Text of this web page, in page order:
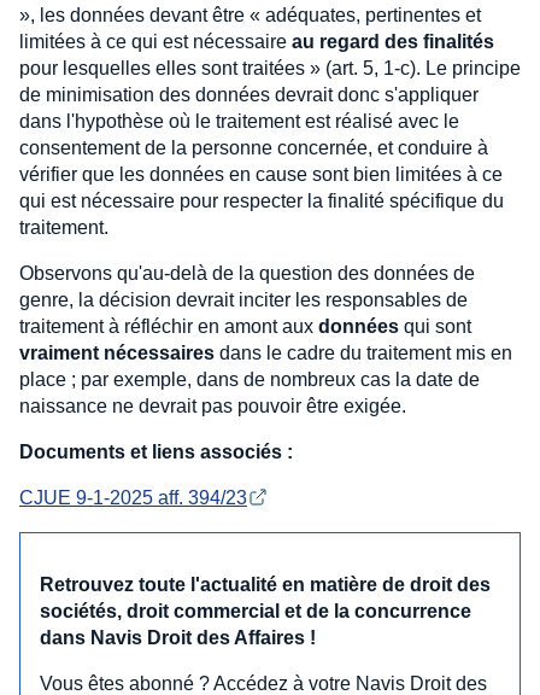
», les données devant être « adéquates, pertinentes et
limitées à ce qui est nécessaire au regard des finalités
pour lesquelles elles sont traitées » (art. 5, 1-c). Le principe
de minimisation des données devrait donc s'appliquer
dans l'hypothèse où le traitement est réalisé avec le
consentement de la personne concernée, et conduire à
vérifier que les données en cause sont bien limitées à ce
qui est nécessaire pour respecter la finalité spécifique du
traitement.
Observons qu'au-delà de la question des données de
genre, la décision devrait inciter les responsables de
traitement à réfléchir en amont aux données qui sont
vraiment nécessaires dans le cadre du traitement mis en
place ; par exemple, dans de nombreux cas la date de
naissance ne devrait pas pouvoir être exigée.
Documents et liens associés :
CJUE 9-1-2025 aff. 394/23
Retrouvez toute l'actualité en matière de droit des
sociétés, droit commercial et de la concurrence
dans Navis Droit des Affaires !
Vous êtes abonné ? Accédez à votre Navis Droit des